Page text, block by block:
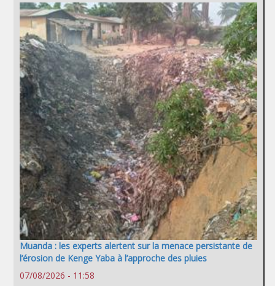
Muanda : les experts alertent sur la menace persistante de
l’érosion de Kenge Yaba à l’approche des pluies
07/08/2026 - 11:58